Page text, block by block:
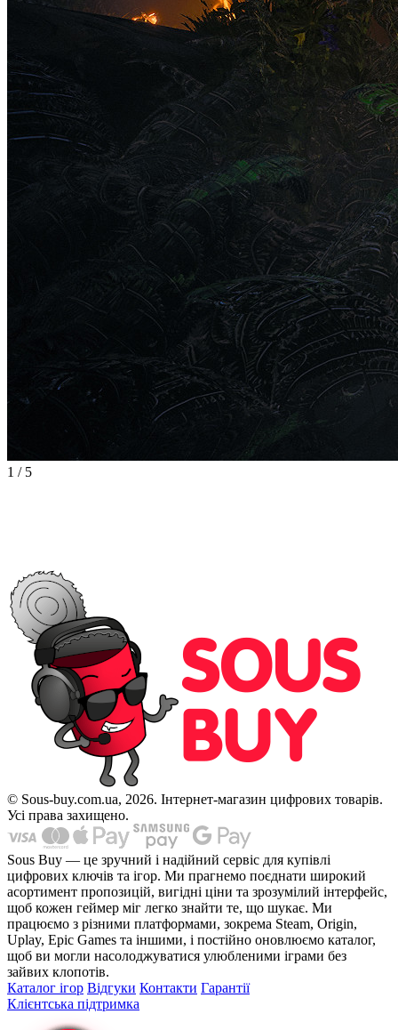
1 / 5
© Sous-buy.com.ua, 2026. Інтернет-магазин цифрових товарів.
Усі права захищено.
Sous Buy — це зручний і надійний сервіс для купівлі
цифрових ключів та ігор. Ми прагнемо поєднати широкий
асортимент пропозицій, вигідні ціни та зрозумілий інтерфейс,
щоб кожен геймер міг легко знайти те, що шукає. Ми
працюємо з різними платформами, зокрема Steam, Origin,
Uplay, Epic Games та іншими, і постійно оновлюємо каталог,
щоб ви могли насолоджуватися улюбленими іграми без
зайвих клопотів.
Каталог ігор Відгуки Контакти Гарантії
Клієнтська підтримка